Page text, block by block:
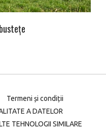
Termeni și condiții
A DATELOR
TEHNOLOGII SIMILARE